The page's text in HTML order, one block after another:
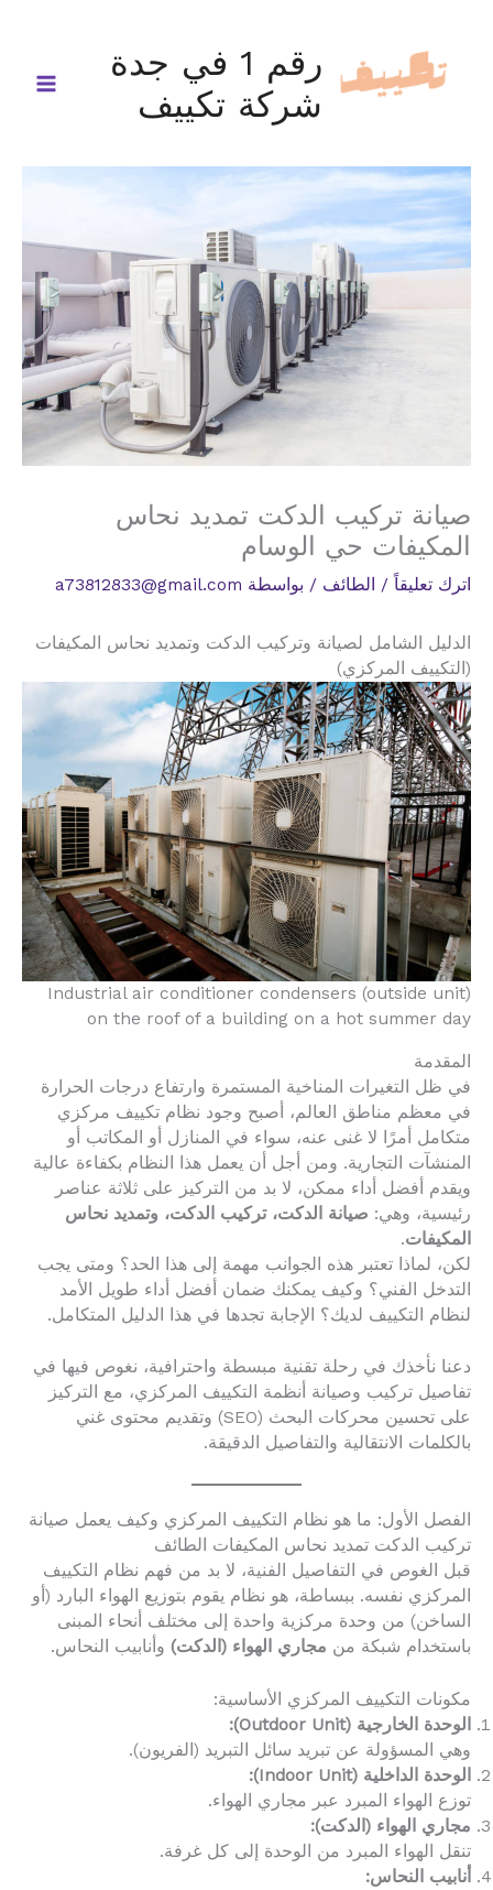
المحتوى
رقم 1 في جدة
شركة تكييف
صيانة تركيب الدكت تمديد نحاس
المكيفات حي الوسام
اترك تعليقاً / الطائف / بواسطة a73812833@gmail.com
الدليل الشامل لصيانة وتركيب الدكت وتمديد نحاس المكيفات
(التكييف المركزي)
Industrial air conditioner condensers (outside unit)
on the roof of a building on a hot summer day
المقدمة
في ظل التغيرات المناخية المستمرة وارتفاع درجات الحرارة
في معظم مناطق العالم، أصبح وجود نظام تكييف مركزي
متكامل أمرًا لا غنى عنه، سواء في المنازل أو المكاتب أو
المنشآت التجارية. ومن أجل أن يعمل هذا النظام بكفاءة عالية
ويقدم أفضل أداء ممكن، لا بد من التركيز على ثلاثة عناصر
رئيسية، وهي: صيانة الدكت، تركيب الدكت، وتمديد نحاس
المكيفات.
لكن، لماذا تعتبر هذه الجوانب مهمة إلى هذا الحد؟ ومتى يجب
التدخل الفني؟ وكيف يمكنك ضمان أفضل أداء طويل الأمد
لنظام التكييف لديك؟ الإجابة تجدها في هذا الدليل المتكامل.
دعنا نأخذك في رحلة تقنية مبسطة واحترافية، نغوص فيها في
تفاصيل تركيب وصيانة أنظمة التكييف المركزي، مع التركيز
على تحسين محركات البحث (SEO) وتقديم محتوى غني
بالكلمات الانتقالية والتفاصيل الدقيقة.
الفصل الأول: ما هو نظام التكييف المركزي وكيف يعمل صيانة
تركيب الدكت تمديد نحاس المكيفات الطائف
قبل الغوص في التفاصيل الفنية، لا بد من فهم نظام التكييف
المركزي نفسه. ببساطة، هو نظام يقوم بتوزيع الهواء البارد (أو
الساخن) من وحدة مركزية واحدة إلى مختلف أنحاء المبنى
باستخدام شبكة من مجاري الهواء (الدكت) وأنابيب النحاس.
مكونات التكييف المركزي الأساسية:
الوحدة الخارجية (Outdoor Unit):
وهي المسؤولة عن تبريد سائل التبريد (الفريون).
الوحدة الداخلية (Indoor Unit):
توزع الهواء المبرد عبر مجاري الهواء.
مجاري الهواء (الدكت):
تنقل الهواء المبرد من الوحدة إلى كل غرفة.
أنابيب النحاس: